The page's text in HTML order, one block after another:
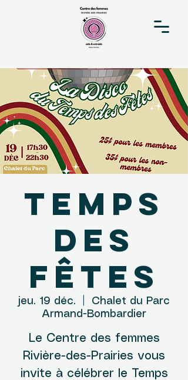
Temps
des
Fêtes
jeu. 19 déc.
Chalet du Parc
Armand-Bombardier
Le Centre des femmes
Rivière-des-Prairies vous
invite à célébrer le Temps